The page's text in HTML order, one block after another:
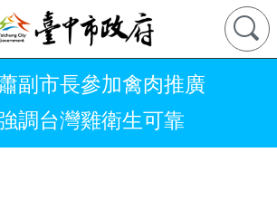
副市長參加禽肉推廣
調台灣雞衛生可靠